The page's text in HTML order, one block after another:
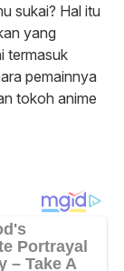
sukai? Hal itu
yang
termasuk
pemainnya
tokoh anime